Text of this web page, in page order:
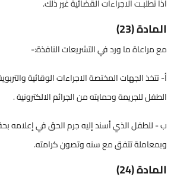
اذا تطلبـت الاجراءات القضائية غير ذلك.
المادة (23)
مع مراعاة ما ورد في التشريعات النافذة:-
أ- تتخذ الجهات المختصة الاجراءات الوقائية
الطفل للجريمة وحمايته من الجرائم الالكترونية .
ب - للطفل الذي أسند إليه جرم الحق في إعلامه
وبمعاملة تتفق مع سنه وتصون كرامته.
المادة (24)